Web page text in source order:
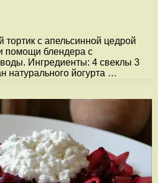
с апельсинной цедрой
помощи блендера с
Ингредиенты: 4 свеклы 3
натурального йогурта …